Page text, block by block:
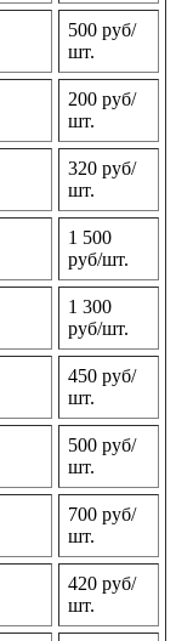
500 руб/
шт.
200 руб/
шт.
320 руб/
шт.
1 500
руб/шт.
1 300
руб/шт.
450 руб/
шт.
500 руб/
шт.
700 руб/
шт.
420 руб/
шт.